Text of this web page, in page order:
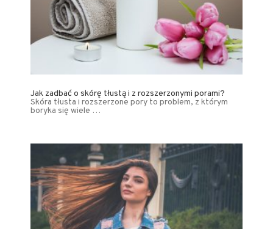
Jak zadbać o skórę tłustą i z rozszerzonymi porami?
Skóra tłusta i rozszerzone pory to problem, z którym
boryka się wiele …